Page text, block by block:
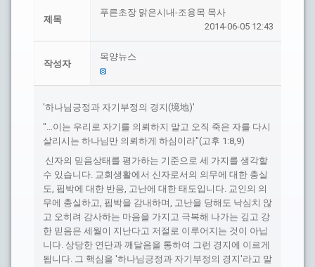
제목
푸른초장 맑은시내-조용목 목사
2014-06-05 12:43
작성자
목양뉴스
'하나님긍정과 자기부정의 경지(境地)'
"…이는 우리로 자기를 의뢰하지 말고 오직 죽은 자를 다시
살리시는 하나님만 의뢰하게 하심이라"(고후 1:8,9)
신자의 믿음상태를 평가하는 기준으로 세 가지를 생각할
수 있습니다. 교회생활에서 신자로서의 의무에 대한 충실
도, 핍박에 대한 반응, 고난에 대한 태도입니다. 교인의 의
무에 충실하고, 핍박을 감내하며, 고난을 당해도 낙심치 않
고 오히려 감사하는 마음을 가지고 극복해 나가는 깊고 강
한 믿음은 세월이 지난다고 저절로 이루어지는 것이 아닙
니다. 상당한 연단과 깨달음을 통하여 그런 경지에 이르게
됩니다. 그 핵심을 '하나님긍정과 자기부정의 경지'라고 말